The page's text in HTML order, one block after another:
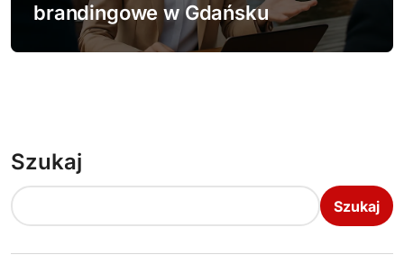
brandingowe w Gdańsku
Szukaj
Szukaj